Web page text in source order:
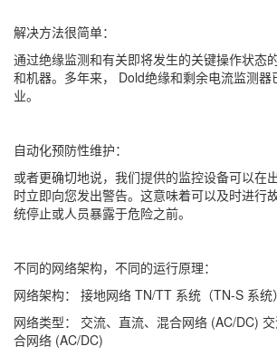
解决方法很简单：
通过绝缘监测和有关即将发生的关键操作状态
和机器。多年来， Dold绝缘和剩余电流监测
业。
自动化预防性维护：
或者更确切地说，我们提供的监控设备可以在
时立即向您发出警告。这意味着可以及时进行
统停止或人员暴露于危险之前。
不同的网络架构，不同的运行原理：
网络架构：
接地网络 TN/TT 系统（TN-S 系统）
网络类型：
交流、直流、混合网络 (AC/DC)
合网络 (AC/DC)